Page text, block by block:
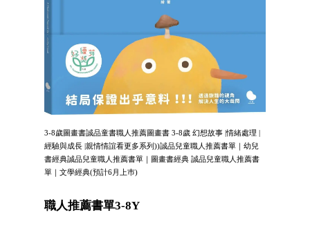
3-8歲圖畫書誠品童書職人推薦圖畫書 3-8歲 幻想故事 |情緒處理 |
經驗與成長 |親情情誼看更多系列))誠品兒童職人推薦書單｜幼兒
書經典誠品兒童職人推薦書單｜圖畫書經典 誠品兒童職人推薦書
單｜文學經典(預計6月上巿)
職人推薦書單3-8Y